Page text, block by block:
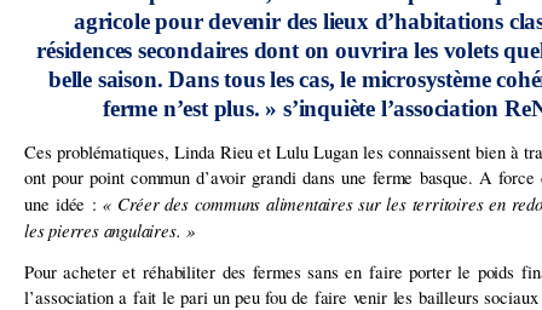
agricole pour devenir des lieux d’habitations
résidences secondaires dont on ouvrira les volets
belle saison. Dans tous les cas, le microsystème
ferme n’est plus. » s’inquiète l’association
Ces problématiques, Linda Rieu et Lulu Lugan les connaissent bien à
ont pour point commun d’avoir grandi dans une ferme basque. A force
une idée : « Créer des communs alimentaires sur les territoires en
les pierres angulaires. »
Pour acheter et réhabiliter des fermes sans en faire porter le poids
l’association a fait le pari un peu fou de faire venir les bailleurs